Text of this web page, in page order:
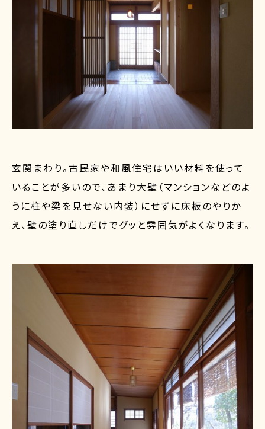
玄関まわり。古民家や和風住宅はいい材料を使って
いることが多いので、あまり大壁（マンションなどのよ
うに柱や梁を見せない内装）にせずに床板のやりか
え、壁の塗り直しだけでグッと雰囲気がよくなります。